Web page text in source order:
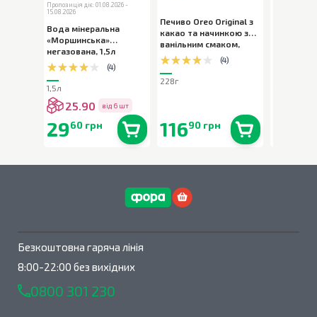
Пропозиція діє: 01.08.2026 -
15.08.2026
Вода мінеральна
«Моршинська»
негазована, 1,5л
(4)
1,5л
25.90 від 6 шт
2960 грн
Печиво Oreo Original з
какао та начинкою з
ванільним смаком,
228г
(4)
228г
11690 грн
Безкоштовна гаряча лінія
8:00-22:00 без вихідних
0800 301 230